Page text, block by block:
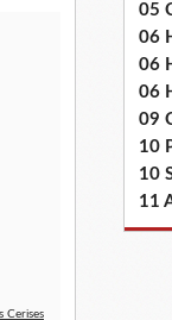
05
06
06
06
09
10
10
11